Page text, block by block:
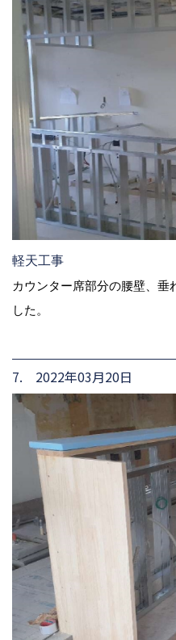
軽天工事
カウンター席部分の腰壁、垂
した。
7. 2022年03月20日